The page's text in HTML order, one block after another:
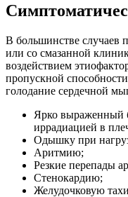
В большинстве случаев
или со смазанной
воздействием
пропускной
голодание сердечной
Ярко выраженный
иррадиацией в
Одышку при
Аритмию;
Резкие перепады
Стенокардию;
Желудочковую